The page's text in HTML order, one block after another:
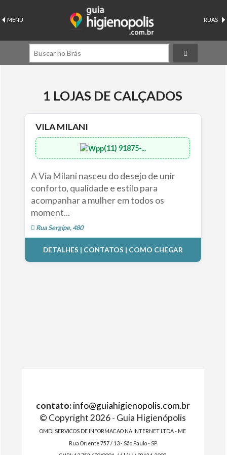
RUAS
MENU
1 LOJAS DE CALÇADOS
VILA MILANI
(11) 91875-...
A Via Milani nasceu do desejo de unir
conforto, qualidade e estilo para
acompanhar a mulher em todos os
moment...
Rua Sergipe, 480
DETALHES | CONTATOS | COMO CHEGAR
contato: info@guiahigienopolis.com.br
© Copyright 2026 - Guia Higienópolis
OMDI SERVICOS DE INFORMACAO NA INTERNET LTDA - ME
Rua Oriente 757 / 13 - São Paulo - SP